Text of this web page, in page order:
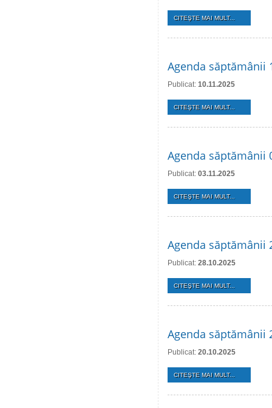
CITEŞTE MAI MULT...
Agenda săptămânii
Publicat: 10.11.2025
CITEŞTE MAI MULT...
Agenda săptămânii
Publicat: 03.11.2025
CITEŞTE MAI MULT...
Agenda săptămânii
Publicat: 28.10.2025
CITEŞTE MAI MULT...
Agenda săptămânii
Publicat: 20.10.2025
CITEŞTE MAI MULT...